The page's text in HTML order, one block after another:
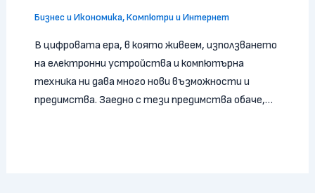
Бизнес и Икономика,Компютри и Интернет
В цифровата ера, в която живеем, използването
на електронни устройства и компютърна
техника ни дава много нови възможности и
предимства. Заедно с тези предимства обаче,…